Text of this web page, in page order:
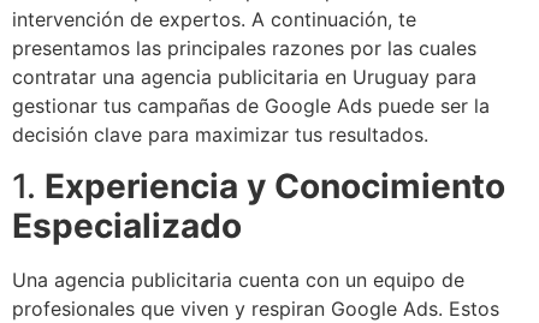
intervención de expertos. A continuación, te
presentamos las principales razones por las cuales
contratar una agencia publicitaria en Uruguay para
gestionar tus campañas de Google Ads puede ser la
decisión clave para maximizar tus resultados.
1. Experiencia y Conocimiento
Especializado
Una agencia publicitaria cuenta con un equipo de
profesionales que viven y respiran Google Ads. Estos